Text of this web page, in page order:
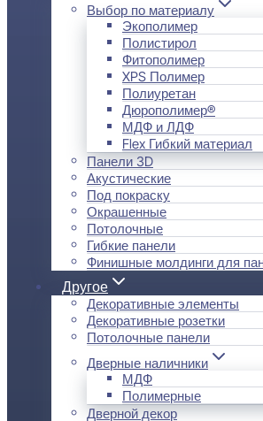
Выбор по материалу
Экополимер
Полистирол
Фитополимер
XPS Полимер
Полиуретан
Дюрополимер®
МДФ и ЛДФ
Flex Гибкий материал
Панели 3D
Акустические
Под покраску
Окрашенные
Потолочные
Гибкие панели
Финишные молдинги для
Другое
Декоративные элементы
Декоративные розетки
Потолочные панели
Дверные наличники
МДФ
Полимерные
Дверной декор